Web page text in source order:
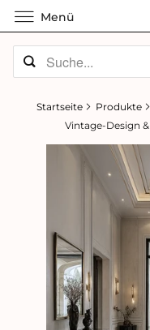
Startseite Produkte
Vintage-Design
Menü